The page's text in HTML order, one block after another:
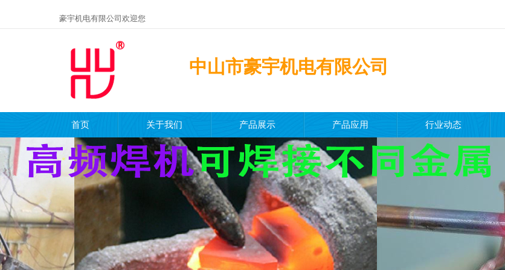
豪宇机电有限公司欢迎您
中山市豪宇机电有限公司
一个专注感应加热设备
首页 关于我们 产品展示 产品应用 行业动态